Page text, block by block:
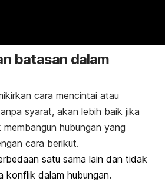
batasan dalam
cara mencintai atau
syarat, akan lebih baik jika
hubungan yang
cara berikut.
satu sama lain dan tidak
konflik dalam hubungan.